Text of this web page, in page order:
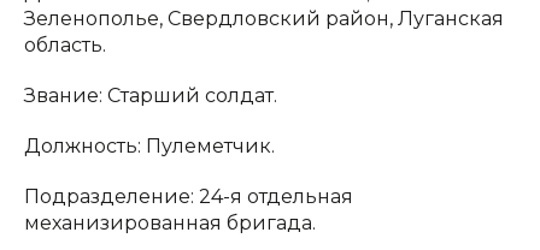
Зеленополье, Свердловский район, Луганская
область.
Звание: Старший солдат.
Должность: Пулеметчик.
Подразделение: 24-я отдельная
механизированная бригада.